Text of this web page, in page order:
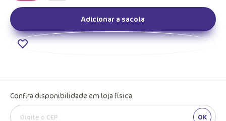
Adicionar a sacola
Confira disponibilidade em loja física